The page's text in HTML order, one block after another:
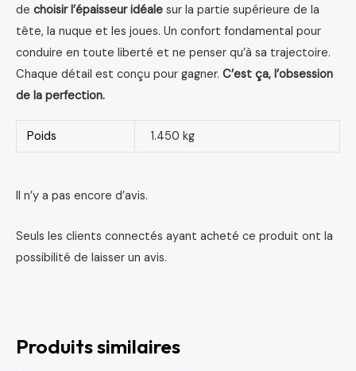
de choisir l’épaisseur idéale sur la partie supérieure de la
tête, la nuque et les joues. Un confort fondamental pour
conduire en toute liberté et ne penser qu’à sa trajectoire.
Chaque détail est conçu pour gagner. C’est ça, l’obsession
de la perfection.
Poids 1.450 kg
Il n’y a pas encore d’avis.
Seuls les clients connectés ayant acheté ce produit ont la
possibilité de laisser un avis.
Produits similaires